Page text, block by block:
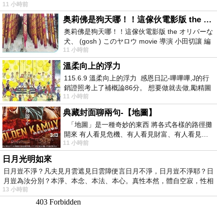
11 小時前
奥莉佛是狗天哪！！這傢伙電影版 the オリバーな犬、 (gosh ) このヤロウ movie
奥莉佛是狗天哪！！這傢伙電影版 the オリバーな
犬、 (gosh ) このヤロウ movie 導演 小田切讓 編
劇: 小田切讓 主演: 小田切讓
11 小時前
溫柔向上的浮力
115.6.9 溫柔向上的浮力 感恩日記-嗶嗶嗶,J的行
銷證照考上了補概論86分。 想要做就去做,勵精圖
治大成功,也是表法,堅持和努力
11 小時前
典藏封面聊兩句-【地圖】
「地圖」是一種奇妙的東西 將各式各樣的路徑攤
開來 有人看見危機、有人看見財富、有人看見…
從中可以發掘出不同的
11 小時前
日月光明如來
日月豈不淨？凡夫見月雲遮見日雲障便言日月不淨，日月豈不淨耶？日
月豈為汝分別？本淨、本念、本法、本心。真性本然，體自空寂，性相
13 小時前